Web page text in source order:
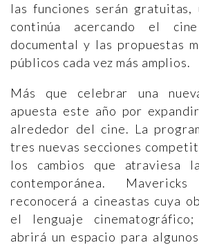
las funciones serán gratuitas,
continúa acercando el
documental y las propuestas
públicos cada vez más amplios.
Más que celebrar una
apuesta este año por
alrededor del cine. La
tres nuevas secciones
los cambios que atraviesa
contemporánea.
reconocerá a cineastas cuya
el lenguaje
abrirá un espacio para